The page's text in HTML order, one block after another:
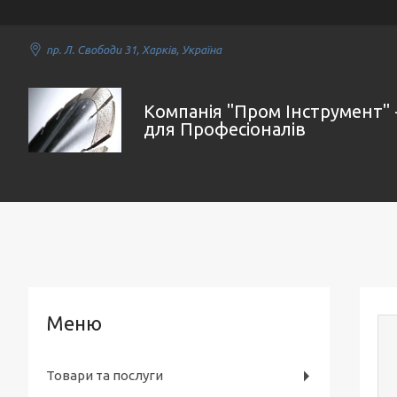
пр. Л. Свободи 31, Харків, Україна
Компанія "Пром Інструмент"
для Професіоналів
Товари та послуги